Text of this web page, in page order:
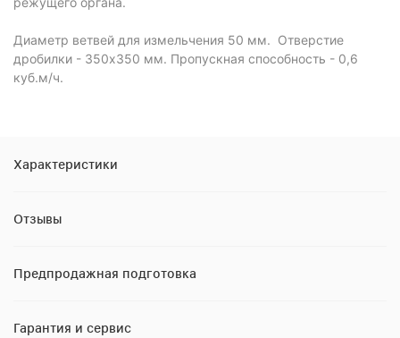
Диаметр ветвей для измельчения 50 мм. Отверстие
дробилки - 350x350 мм. Пропускная способность - 0,6
куб.м/ч.
Характеристики
Отзывы
Предпродажная подготовка
Гарантия и сервис